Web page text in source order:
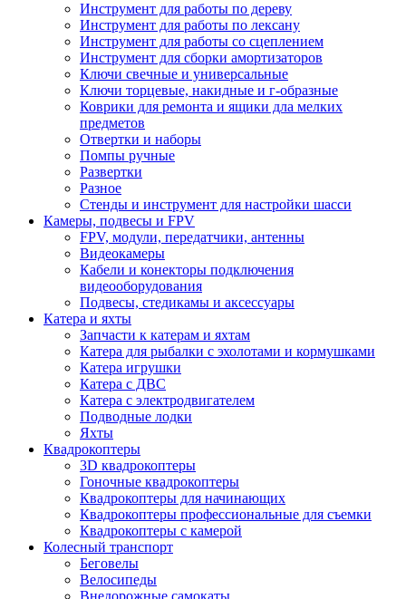
Инструмент для работы по дереву
Инструмент для работы по лексану
Инструмент для работы со сцеплением
Инструмент для сборки амортизаторов
Ключи свечные и универсальные
Ключи торцевые, накидные и г-образные
Коврики для ремонта и ящики дла мелких
предметов
Отвертки и наборы
Помпы ручные
Развертки
Разное
Стенды и инструмент для настройки шасси
Камеры, подвесы и FPV
FPV, модули, передатчики, антенны
Видеокамеры
Кабели и конекторы подключения
видеооборудования
Подвесы, стедикамы и аксессуары
Катера и яхты
Запчасти к катерам и яхтам
Катера для рыбалки с эхолотами и кормушками
Катера игрушки
Катера с ДВС
Катера с электродвигателем
Подводные лодки
Яхты
Квадрокоптеры
3D квадрокоптеры
Гоночные квадрокоптеры
Квадрокоптеры для начинающих
Квадрокоптеры профессиональные для съемки
Квадрокоптеры с камерой
Колесный транспорт
Беговелы
Велосипеды
Внедорожные самокаты